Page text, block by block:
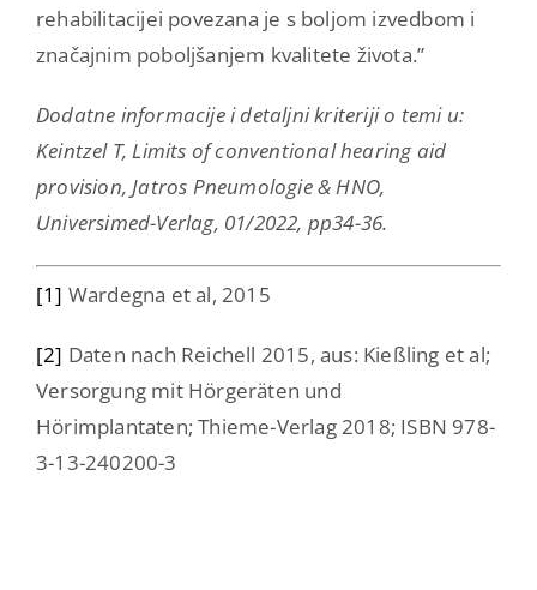
rehabilitacijei povezana je s boljom izvedbom i
značajnim poboljšanjem kvalitete života.”
Dodatne informacije i detaljni kriteriji o temi u:
Keintzel T, Limits of conventional hearing aid
provision, Jatros Pneumologie & HNO,
Universimed-Verlag, 01/2022, pp34-36.
[1] Wardegna et al, 2015
[2] Daten nach Reichell 2015, aus: Kießling et al;
Versorgung mit Hörgeräten und
Hörimplantaten; Thieme-Verlag 2018; ISBN 978-
3-13-240200-3